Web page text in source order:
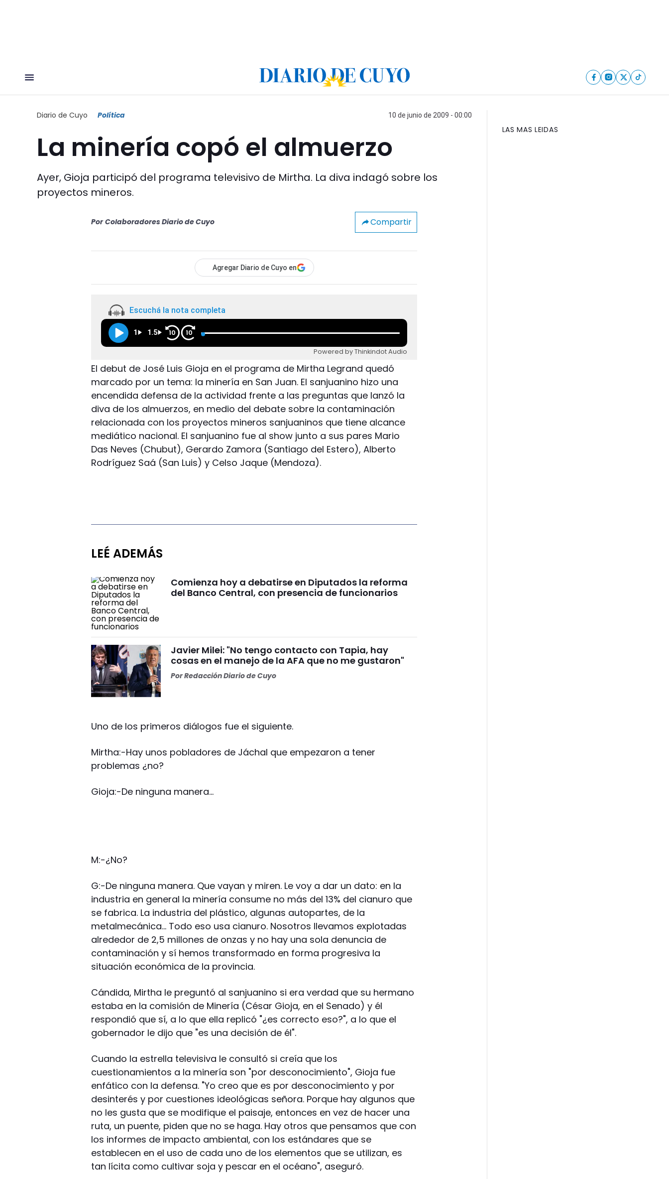
Diario de Cuyo Política 10 de junio de 2009 - 00:00
La minería copó el almuerzo
Ayer, Gioja participó del programa televisivo de Mirtha. La diva indagó sobre los
proyectos mineros.
Por Colaboradores Diario de Cuyo Compartir
Agregar Diario de Cuyo en
Escuchá la nota completa
1 1.5 10 10
Powered by Thinkindot Audio
El debut de José Luis Gioja en el programa de Mirtha Legrand quedó
marcado por un tema: la minería en San Juan. El sanjuanino hizo una
encendida defensa de la actividad frente a las preguntas que lanzó la
diva de los almuerzos, en medio del debate sobre la contaminación
relacionada con los proyectos mineros sanjuaninos que tiene alcance
mediático nacional. El sanjuanino fue al show junto a sus pares Mario
Das Neves (Chubut), Gerardo Zamora (Santiago del Estero), Alberto
Rodríguez Saá (San Luis) y Celso Jaque (Mendoza).
LEÉ ADEMÁS
Comienza hoy a debatirse en Diputados la reforma
del Banco Central, con presencia de funcionarios
Javier Milei: "No tengo contacto con Tapia, hay
cosas en el manejo de la AFA que no me gustaron"
PorRedacción Diario de Cuyo
Uno de los primeros diálogos fue el siguiente.
Mirtha:-Hay unos pobladores de Jáchal que empezaron a tener
problemas ¿no?
Gioja:-De ninguna manera…
M:-¿No?
G:-De ninguna manera. Que vayan y miren. Le voy a dar un dato: en la
industria en general la minería consume no más del 13% del cianuro que
se fabrica. La industria del plástico, algunas autopartes, de la
metalmecánica… Todo eso usa cianuro. Nosotros llevamos explotadas
alrededor de 2,5 millones de onzas y no hay una sola denuncia de
contaminación y sí hemos transformado en forma progresiva la
situación económica de la provincia.
Cándida, Mirtha le preguntó al sanjuanino si era verdad que su hermano
estaba en la comisión de Minería (César Gioja, en el Senado) y él
respondió que sí, a lo que ella replicó "¿es correcto eso?", a lo que el
gobernador le dijo que "es una decisión de él".
Cuando la estrella televisiva le consultó si creía que los
cuestionamientos a la minería son "por desconocimiento", Gioja fue
enfático con la defensa. "Yo creo que es por desconocimiento y por
desinterés y por cuestiones ideológicas señora. Porque hay algunos que
no les gusta que se modifique el paisaje, entonces en vez de hacer una
ruta, un puente, piden que no se haga. Hay otros que pensamos que con
los informes de impacto ambiental, con los estándares que se
establecen en el uso de cada uno de los elementos que se utilizan, es
tan lícita como cultivar soja y pescar en el océano", aseguró.
LAS MAS LEIDAS